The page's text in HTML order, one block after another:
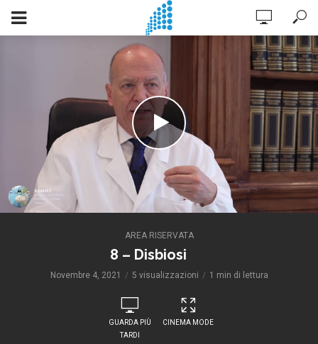
AREA RISERVATA
8 – Disbiosi
Novembre 4, 2021 5 visualizzazioni 1 min di lettura
GUARDA PIÙ
TARDI
CINEMA MODE